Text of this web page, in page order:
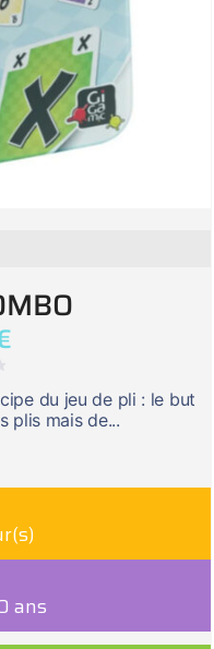
du jeu de pli : le but
plis mais de...
ans